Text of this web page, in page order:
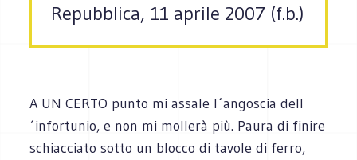
Repubblica, 11 aprile 2007 (f.b.)
A UN CERTO punto mi assale l´angoscia dell
´infortunio, e non mi mollerà più. Paura di finire
schiacciato sotto un blocco di tavole di ferro,